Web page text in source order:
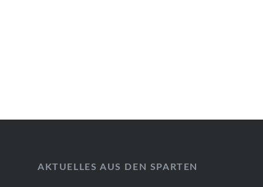
AKTUELLES AUS DEN SPARTEN